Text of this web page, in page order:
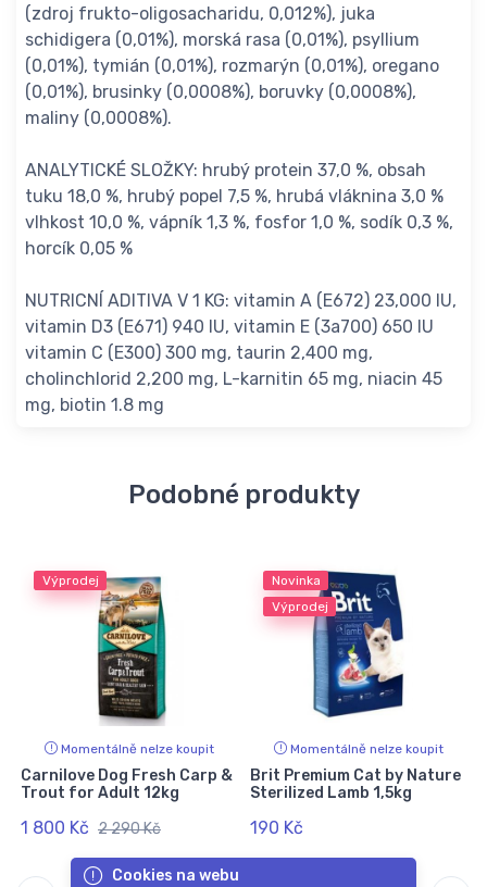
(zdroj frukto-oligosacharidu, 0,012%), juka
schidigera (0,01%), morská rasa (0,01%), psyllium
(0,01%), tymián (0,01%), rozmarýn (0,01%), oregano
(0,01%), brusinky (0,0008%), boruvky (0,0008%),
maliny (0,0008%).
ANALYTICKÉ SLOŽKY: hrubý protein 37,0 %, obsah
tuku 18,0 %, hrubý popel 7,5 %, hrubá vláknina 3,0 %
vlhkost 10,0 %, vápník 1,3 %, fosfor 1,0 %, sodík 0,3 %,
horcík 0,05 %
NUTRICNÍ ADITIVA V 1 KG: vitamin A (E672) 23,000 IU,
vitamin D3 (E671) 940 IU, vitamin E (3a700) 650 IU
vitamin C (E300) 300 mg, taurin 2,400 mg,
cholinchlorid 2,200 mg, L-karnitin 65 mg, niacin 45
mg, biotin 1.8 mg
Podobné produkty
Výprodej
Momentálně nelze koupit
Carnilove Dog Fresh Carp &
Trout for Adult 12kg
1 800 Kč 2 290 Kč
Novinka
Výprodej
Momentálně nelze koupit
Brit Premium Cat by Nature
Sterilized Lamb 1,5kg
190 Kč
Cookies na webu